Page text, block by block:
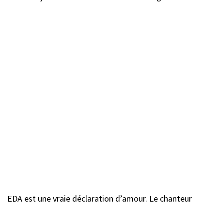
EDA est une vraie déclaration d’amour. Le chanteur